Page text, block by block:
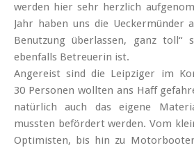
werden hier sehr herzlich
Jahr haben uns die Ueckermünder
Benutzung über­lassen, ganz toll“
eben­falls Betreuerin ist.
Angereist sind die Leipziger im
30 Personen wollten ans Haff
natürlich auch das eigene
mussten befördert werden. Vom
Optimisten, bis hin zu